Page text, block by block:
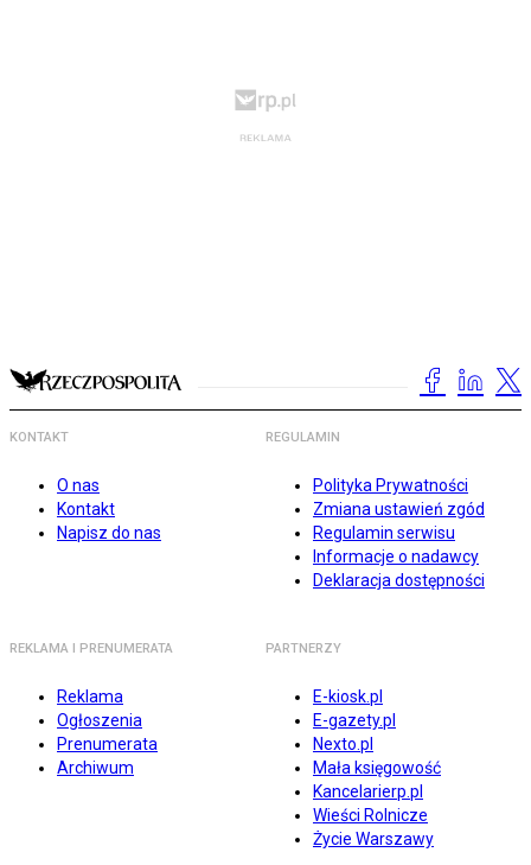
KONTAKT
O nas
Kontakt
Napisz do nas
REGULAMIN
Polityka Prywatności
Zmiana ustawień zgód
Regulamin serwisu
Informacje o nadawcy
Deklaracja dostępności
REKLAMA I PRENUMERATA
Reklama
Ogłoszenia
Prenumerata
Archiwum
PARTNERZY
E-kiosk.pl
E-gazety.pl
Nexto.pl
Mała księgowość
Kancelarierp.pl
Wieści Rolnicze
Życie Warszawy